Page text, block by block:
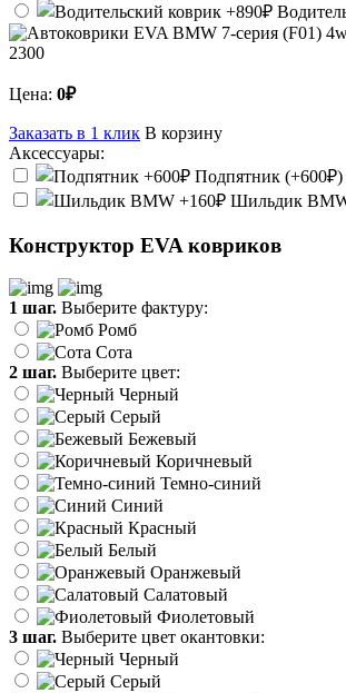
2300
Цена: 0₽
Заказать в 1 клик В корзину
Аксессуары:
Подпятник (+600₽)
Шильдик
Конструктор EVA ковриков
1 шаг. Выберите фактуру:
Ромб
Сота
2 шаг. Выберите цвет:
Черный
Серый
Бежевый
Коричневый
Темно-синий
Синий
Красный
Белый
Оранжевый
Салатовый
Фиолетовый
3 шаг. Выберите цвет окантовки:
Черный
Серый